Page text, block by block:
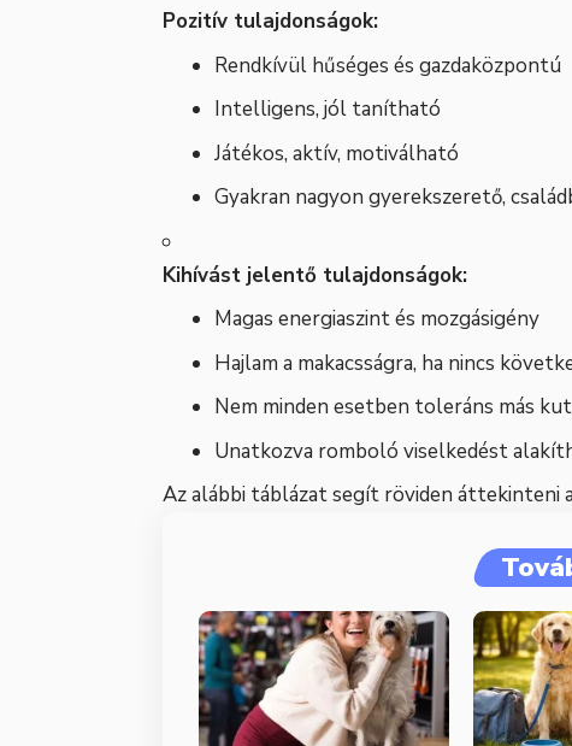
Pozitív tulajdonságok:
Rendkívül hűséges és gazdaközpontú
Intelligens, jól tanítható
Játékos, aktív, motiválható
Gyakran nagyon gyerekszerető,
Kihívást jelentő tulajdonságok:
Magas energiaszint és mozgásigény
Hajlam a makacsságra, ha nincs
Nem minden esetben toleráns más
Unatkozva romboló viselkedést
Az alábbi táblázat segít röviden áttekinteni